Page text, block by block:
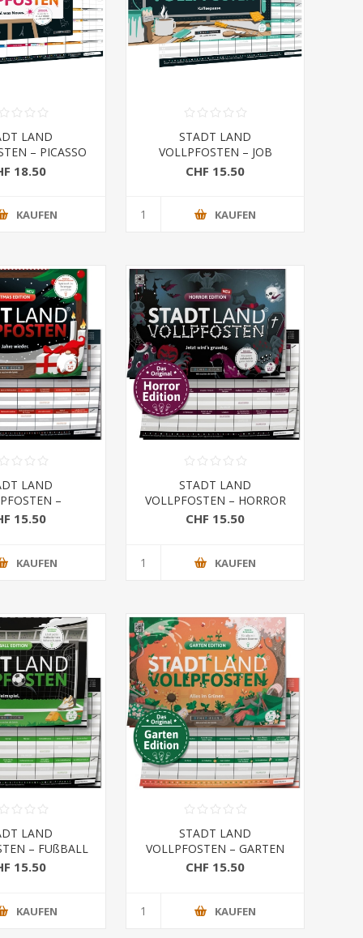
LAND
– PICASSO
Format)
18.50
KAUFEN
STADT LAND
VOLLPFOSTEN – JOB
EDITION (DinA4-Format)
CHF 15.50
KAUFEN
LAND
–
EDITION
15.50
KAUFEN
STADT LAND
VOLLPFOSTEN – HORROR
EDITION - Jetzt wird’s
CHF 15.50
KAUFEN
LAND
– FUßBALL
(DinA4-
15.50
KAUFEN
STADT LAND
VOLLPFOSTEN – GARTEN
EDITION - "Alles im Grünen."
CHF 15.50
KAUFEN